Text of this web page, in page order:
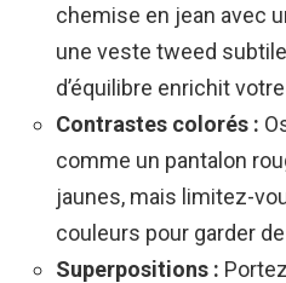
chemise en jean avec
une veste tweed
d’équilibre enrichit
Contrastes colorés :
comme un pantalon
jaunes, mais limitez-
couleurs pour garder
Superpositions :